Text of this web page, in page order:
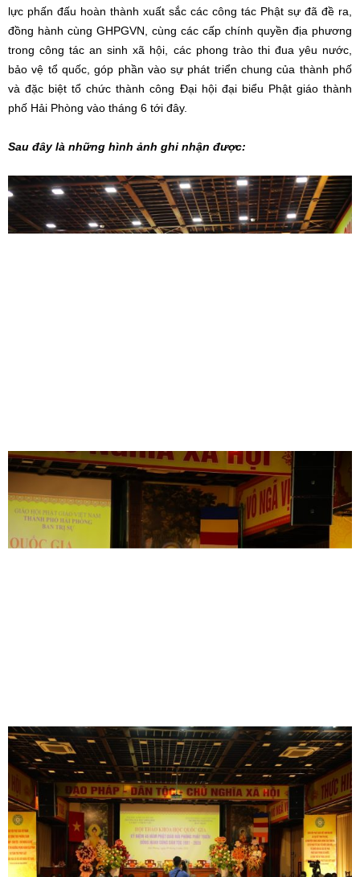
lực phấn đấu hoàn thành xuất sắc các công tác Phật sự đã đề ra,
đồng hành cùng GHPGVN, cùng các cấp chính quyền địa phương
trong công tác an sinh xã hội, các phong trào thi đua yêu nước,
bảo vệ tổ quốc, góp phần vào sự phát triển chung của thành phố
và đặc biệt tổ chức thành công Đại hội đại biểu Phật giáo thành
phố Hải Phòng vào tháng 6 tới đây.
Sau đây là những hình ảnh ghi nhận được: